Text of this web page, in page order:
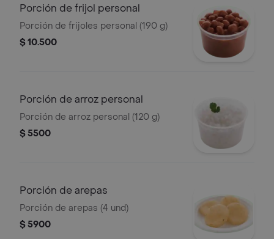
Porción de frijol personal
Porción de frijoles personal (190 g)
$ 10.500
Porción de arroz personal
Porción de arroz personal (120 g)
$ 5500
Porción de arepas
Porción de arepas (4 und)
$ 5900